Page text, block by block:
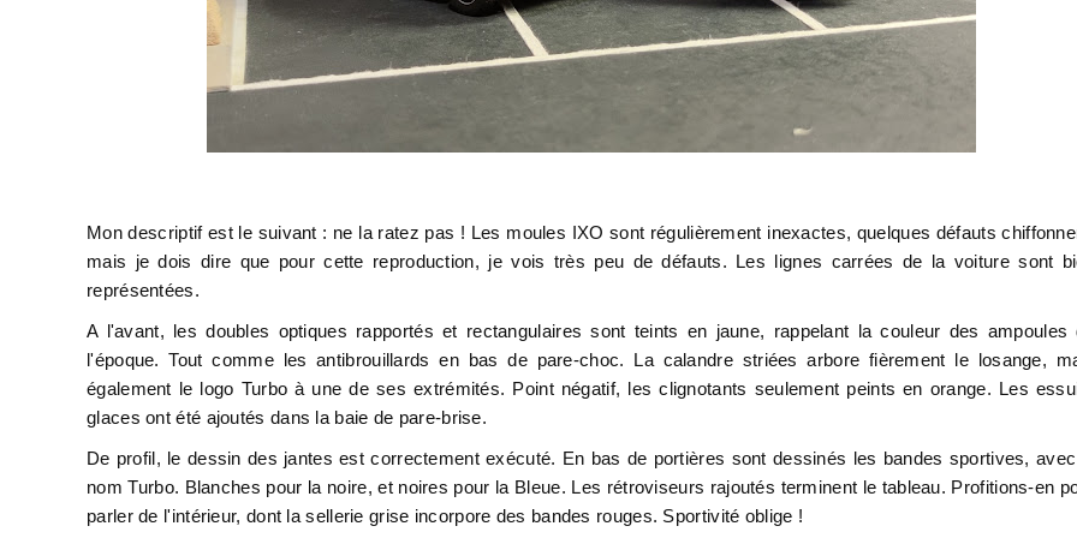
Mon descriptif est le suivant : ne la ratez pas ! Les moules IXO sont régulièrement inexactes, quelques défauts
mais je dois dire que pour cette reproduction, je vois très peu de défauts. Les lignes carrées de la voiture sont
représentées.
A l'avant, les doubles optiques rapportés et rectangulaires sont teints en jaune, rappelant la couleur des ampoules
l'époque. Tout comme les antibrouillards en bas de pare-choc. La calandre striées arbore fièrement le losange,
également le logo Turbo à une de ses extrémités. Point négatif, les clignotants seulement peints en orange. Les
glaces ont été ajoutés dans la baie de pare-brise.
De profil, le dessin des jantes est correctement exécuté. En bas de portières sont dessinés les bandes sportives,
nom Turbo. Blanches pour la noire, et noires pour la Bleue. Les rétroviseurs rajoutés terminent le tableau. Profitions-en
parler de l'intérieur, dont la sellerie grise incorpore des bandes rouges. Sportivité oblige !